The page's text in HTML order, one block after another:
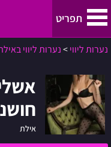
תפריט
נערות ליווי
נערות ליווי בתל אביב
נערות ליווי בחיפה,
נערות ליווי>נערות ליווי
אילת